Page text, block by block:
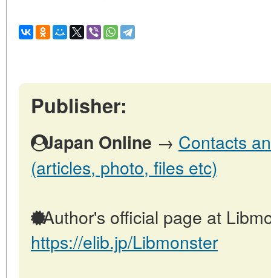
Publisher:
Japan Online → Contacts
(articles, photo, files etc)
Author's official page at
https://elib.jp/Libmonster